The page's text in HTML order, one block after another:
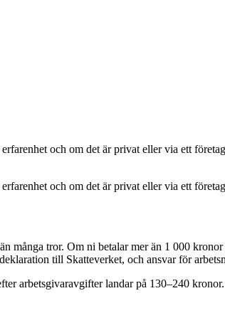
och om det är privat eller via ett
och om det är privat eller via ett
tror. Om ni betalar mer än 1 000
till Skatteverket, och ansvar för
arbetsgivaravgifter landar på 130–240